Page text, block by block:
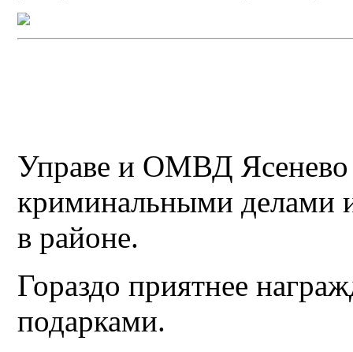
Управе и ОМВД Ясенево
криминальными делами
в районе.
Гораздо приятнее
подарками.